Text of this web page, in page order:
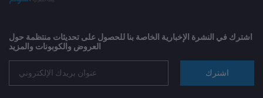
اشترك في النشرة الإخبارية الخاصة بنا للحصول على تحديثات منتظمة حول
العروض والكوبونات والمزيد
اشترك